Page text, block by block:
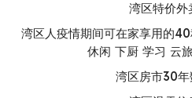
湾区特价外
湾区人疫情期间可在家享用的
休闲 下厨 学习 云
湾区房市30